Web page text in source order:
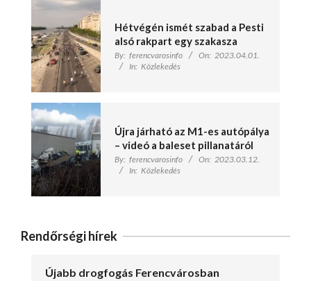
Hétvégén ismét szabad a Pesti
alsó rakpart egy szakasza
By: ferencvarosinfo On: 2023.04.01.
In: Közlekedés
Újra járható az M1-es autópálya
– videó a baleset pillanatáról
By: ferencvarosinfo On: 2023.03.12.
In: Közlekedés
Rendőrségi hírek
Újabb drogfogás Ferencvárosban